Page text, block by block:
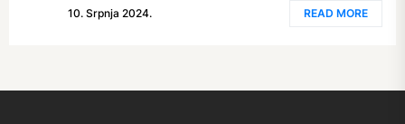
10. Srpnja 2024. READ MORE